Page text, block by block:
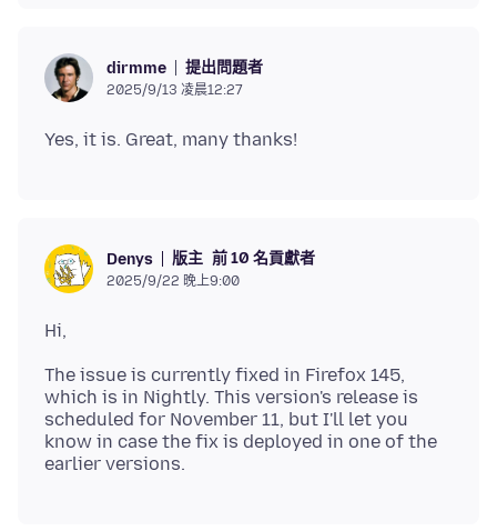
dirmme 提出問題者
2025/9/13 凌晨12:27
Denys 版主 前 10 名貢獻者
2025/9/22 晚上9:00
The issue is currently fixed in Firefox 145,
which is in Nightly. This version's release is
scheduled for November 11, but I'll let you
know in case the fix is deployed in one of the